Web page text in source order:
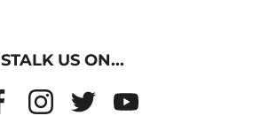
STALK US ON...